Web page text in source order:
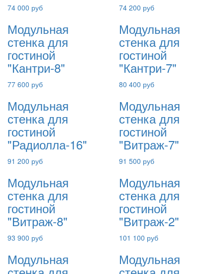
74 000 руб 74 200 руб
Модульная
стенка для
гостиной
"Кантри-8"
77 600 руб
Модульная
стенка для
гостиной
"Кантри-7"
80 400 руб
Модульная
стенка для
гостиной
"Радиолла-16"
91 200 руб
Модульная
стенка для
гостиной
"Витраж-7"
91 500 руб
Модульная
стенка для
гостиной
"Витраж-8"
93 900 руб
Модульная
стенка для
гостиной
"Витраж-2"
101 100 руб
Модульная Модульная